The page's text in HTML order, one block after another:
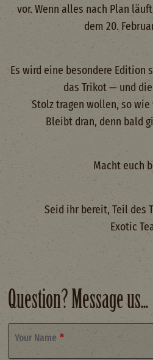
vor. Wenn alles nach Plan
dem 20.
Es wird eine besondere Edition
das Trikot — und
Stolz tragen wollen, so
Bleibt dran, denn bald
Macht euch
Seid ihr bereit, Teil des
Exotic
Question? Message us...
Your Name